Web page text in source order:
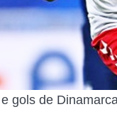
gols de